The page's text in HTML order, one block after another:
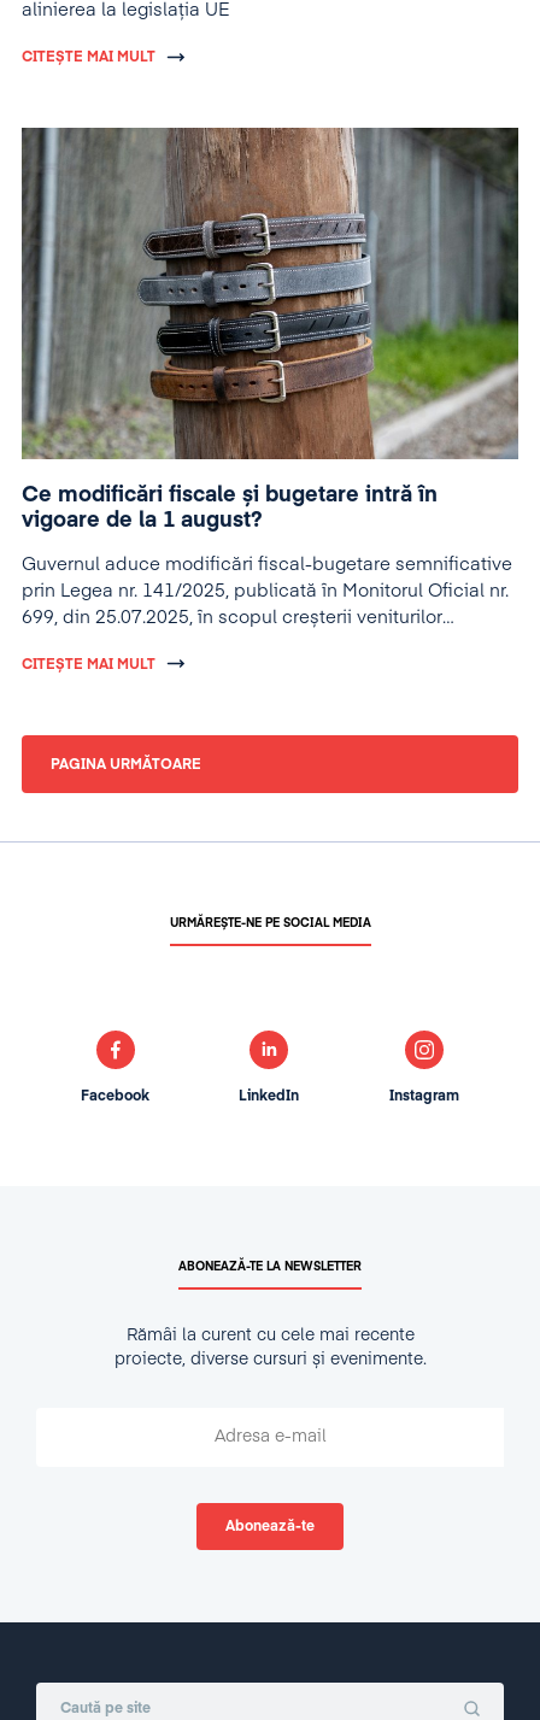
alinierea la legislația UE
CITEȘTE MAI MULT
Ce modificări fiscale și bugetare intră în
vigoare de la 1 august?
Guvernul aduce modificări fiscal-bugetare semnificative
prin Legea nr. 141/2025, publicată în Monitorul Oficial nr.
699, din 25.07.2025, în scopul creșterii veniturilor
CITEȘTE MAI MULT
PAGINA URMĂTOARE
ABONEAZĂ-TE LA NEWSLETTER
Rămâi la curent cu cele mai recente
proiecte, diverse cursuri și evenimente.
URMĂREȘTE-NE PE SOCIAL MEDIA
Facebook LinkedIn Instagram